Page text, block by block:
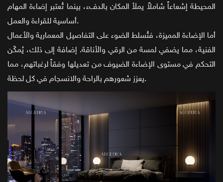
المحيطة إشعاعاً شاملاً يملأ المكان بالدفء، بينما تُعتبر إضاءة المهام
أساسية للقراءة والعمل.
أما الإضاءة المميزة، فتُسلط الضوء على التفاصيل المعمارية والأعمال
الفنية، مما يضفي لمسة من الرقي والأناقة. إضافة إلى ذلك، يُمكّن
التحكم في مستوى الإضاءة الضيوف من تعديلها وفقاً لرغباتهم، مما
يعزز شعورهم بالراحة والانسجام في كل لحظة.